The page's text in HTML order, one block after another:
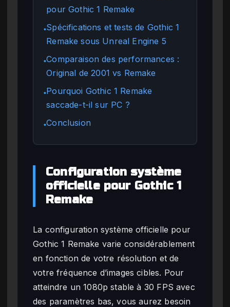
pour Gothic 1 Remake
●Spécifications et tests de Gothic 1
Remake sous Unreal Engine 5
●Comparaison des performances :
Original de 2001 vs Remake
●Pourquoi Gothic 1 Remake
saccade-t-il sur PC ?
●Conclusion
Configuration système
officielle pour Gothic 1
Remake
La configuration système officielle pour
Gothic 1 Remake varie considérablement
en fonction de votre résolution et de
votre fréquence d’images cibles. Pour
atteindre un 1080p stable à 30 FPS avec
des paramètres bas, vous aurez besoin